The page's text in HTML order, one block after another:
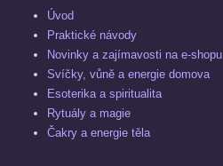
Úvod
Praktické návody
Novinky a zajímavosti na e-shopu
Svíčky, vůně a energie domova
Esoterika a spiritualita
Rytuály a magie
Čakry a energie těla